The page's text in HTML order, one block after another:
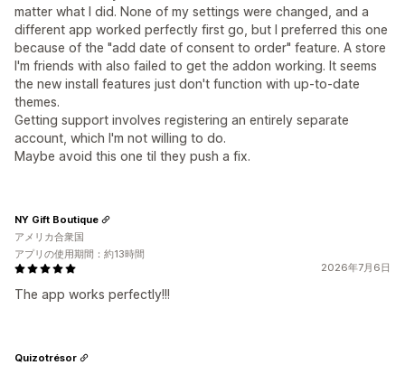
matter what I did. None of my settings were changed, and a
different app worked perfectly first go, but I preferred this one
because of the "add date of consent to order" feature. A store
I'm friends with also failed to get the addon working. It seems
the new install features just don't function with up-to-date
themes.
Getting support involves registering an entirely separate
account, which I'm not willing to do.
Maybe avoid this one til they push a fix.
2026年7月6日
The app works perfectly!!!
NY Gift Boutique
アメリカ合衆国
アプリの使用期間：約13時間
Quizotrésor